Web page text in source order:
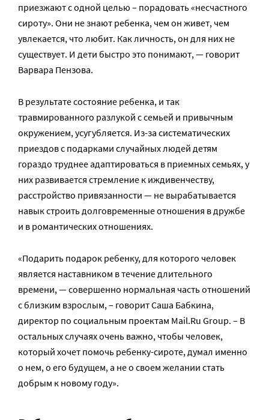
приезжают с одной целью – порадовать «несчастного
сироту». Они не знают ребенка, чем он живет, чем
увлекается, что любит. Как личность, он для них не
существует. И дети быстро это понимают, — говорит
Варвара Пензова.
В результате состояние ребенка, и так
травмированного разлукой с семьей и привычным
окружением, усугубляется. Из-за систематических
приездов с подарками случайных людей детям
гораздо труднее адаптироваться в приемных семьях, у
них развивается стремление к иждивенчеству,
расстройство привязанности — не вырабатывается
навык строить долговременные отношения в дружбе
и в романтических отношениях.
«Подарить подарок ребенку, для которого человек
является наставником в течение длительного
времени, — совершенно нормальная часть отношений
с близким взрослым, – говорит Саша Бабкина,
директор по социальным проектам Mail.Ru Group. – В
остальных случаях очень важно, чтобы человек,
который хочет помочь ребенку-сироте, думал именно
о нем, о его будущем, а не о своем желании стать
добрым к новому году».